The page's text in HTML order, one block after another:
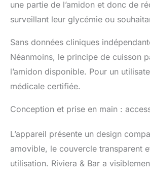
une partie de l’amidon et donc de
surveillant leur glycémie ou
Sans données cliniques
Néanmoins, le principe de cuisson
l’amidon disponible. Pour un
médicale certifiée.
Conception et prise en main :
L’appareil présente un design
amovible, le couvercle transparent
utilisation. Riviera & Bar a